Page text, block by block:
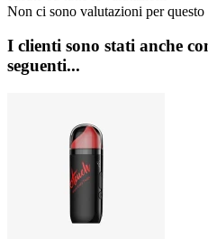
Non ci sono valutazioni per
I clienti sono stati anche
seguenti...